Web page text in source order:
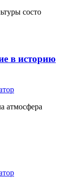
состо
в историю
атмосфера